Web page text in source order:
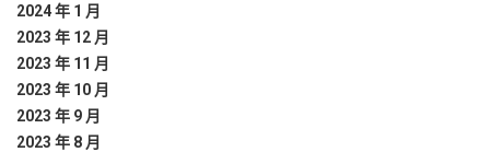
2024 年 1 月
2023 年 12 月
2023 年 11 月
2023 年 10 月
2023 年 9 月
2023 年 8 月